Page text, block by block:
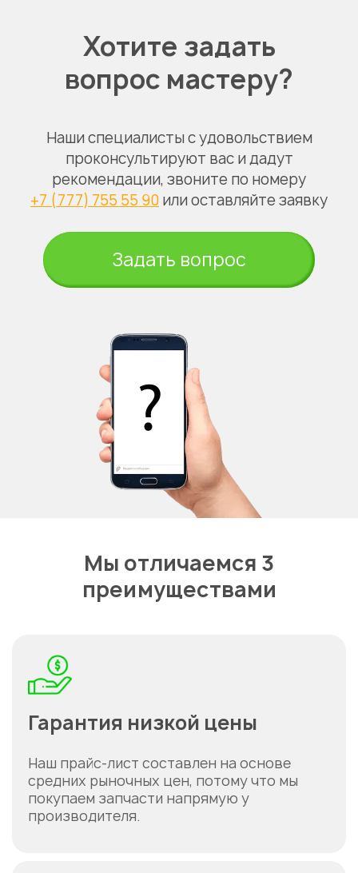
Хотите задать
вопрос мастеру?
Наши специалисты с удовольствием
проконсультируют вас и дадут
рекомендации, звоните по номеру
+7 (777) 755 55 90 или оставляйте заявку
Задать вопрос
Мы отличаемся 3
преимуществами
Гарантия низкой цены
Наш прайс-лист составлен на основе
средних рыночных цен, потому что мы
покупаем запчасти напрямую у
производителя.